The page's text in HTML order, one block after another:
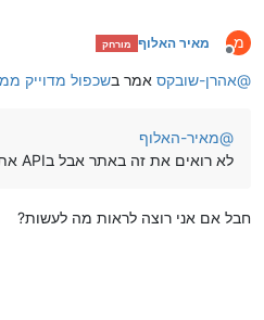
מ
מנותק
מאיר האלוף מורחק
@אהרן-שובקס אמר בשכפול מדוייק
@מאיר-האלוף
לא רואים את זה באתר אבל בAPI אתה כן רואה את זה
חבל אם אני רוצה לראות מה לעשות?